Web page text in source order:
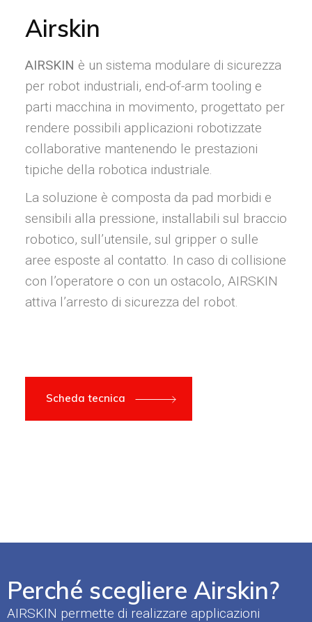
Airskin
AIRSKIN è un sistema modulare di sicurezza
per robot industriali, end-of-arm tooling e
parti macchina in movimento, progettato per
rendere possibili applicazioni robotizzate
collaborative mantenendo le prestazioni
tipiche della robotica industriale.
La soluzione è composta da pad morbidi e
sensibili alla pressione, installabili sul braccio
robotico, sull’utensile, sul gripper o sulle
aree esposte al contatto. In caso di collisione
con l’operatore o con un ostacolo, AIRSKIN
attiva l’arresto di sicurezza del robot.
Scheda tecnica
Perché scegliere Airskin?
AIRSKIN permette di realizzare applicazioni